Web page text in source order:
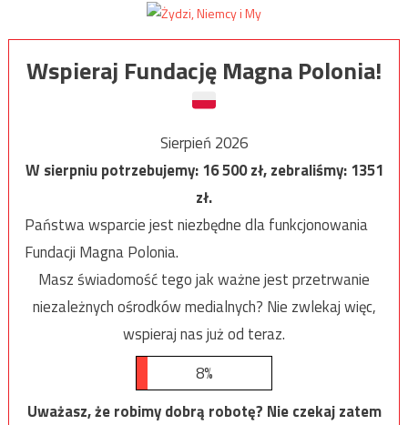
Wspieraj Fundację Magna Polonia!
Sierpień 2026
W sierpniu potrzebujemy:16 500zł, zebraliśmy:1351
zł.
Państwa wsparcie jest niezbędne dla funkcjonowania
Fundacji Magna Polonia.
Masz świadomość tego jak ważne jest przetrwanie
niezależnych ośrodków medialnych? Nie zwlekaj więc,
wspieraj nas już od teraz.
8%
Uważasz, że robimy dobrą robotę? Nie czekaj zatem